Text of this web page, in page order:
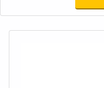
proteger instalações e
dispositivo consegue
operações. Devido a
sua utilização seja
modo geral,